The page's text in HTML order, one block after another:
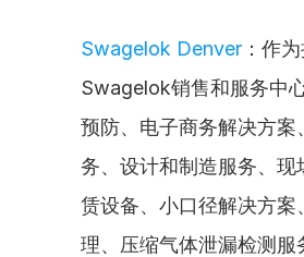
Swagelok Denver ：作
Swagelok销售和服务中
预防、电子商务解决方案
务、设计和制造服务、现
赁设备、小口径解决方案
理、压缩气体泄漏检测服